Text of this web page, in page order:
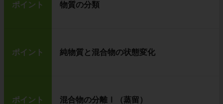
ポイント 物質の分類
ポイント 純物質と混合物の状態変化
ポイント 混合物の分離Ⅰ（蒸留）